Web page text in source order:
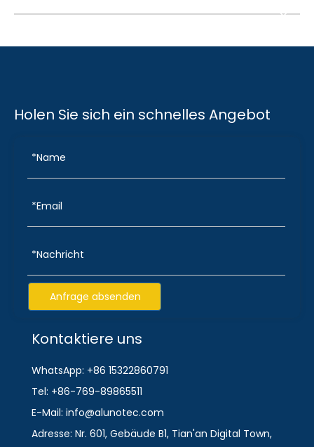
Holen Sie sich ein schnelles Angebot
Anfrage absenden
Kontaktiere uns
WhatsApp: +86 15322860791
Tel: +86-769-89865511
E-Mail: info@alunotec.com
Adresse: Nr. 601, Gebäude B1, Tian'an Digital Town,